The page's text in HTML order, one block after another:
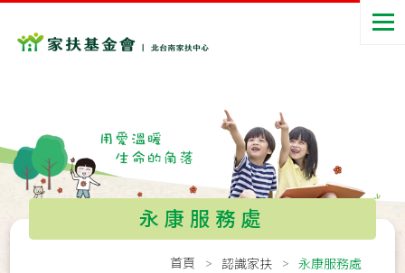
永康服務處
首頁 認識家扶 永康服務處